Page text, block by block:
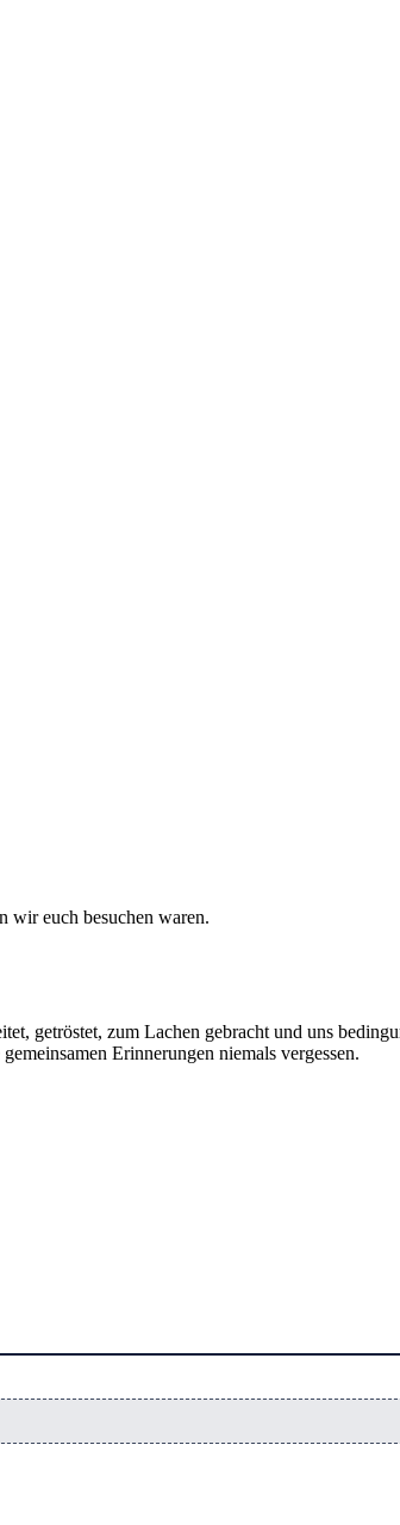
wir euch besuchen waren.
getröstet, zum Lachen gebracht und uns
Erinnerungen niemals vergessen.